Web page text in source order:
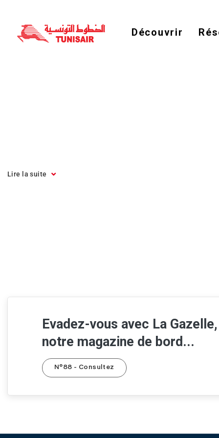
Découvrir
Lire la suite
Evadez-vous avec La Gazelle,
notre magazine de bord...
N°88 - Consultez